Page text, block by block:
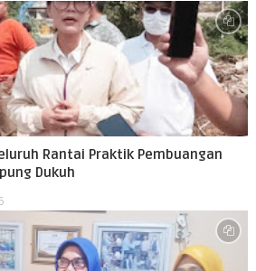
Rantai Praktik Pembuangan
Dukuh